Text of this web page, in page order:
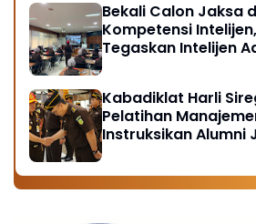
Bekali Calon Jaksa
Kompetensi
Tegaskan Intelijen
Kabadiklat Harli
Pelatihan
Instruksikan Alumni
Kejaksaan